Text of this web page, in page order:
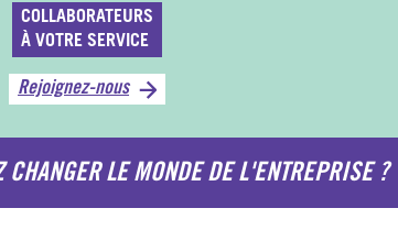
COLLABORATEURS
À VOTRE SERVICE
Rejoignez-nous
CHANGER LE MONDE DE L'ENTREPRISE ?